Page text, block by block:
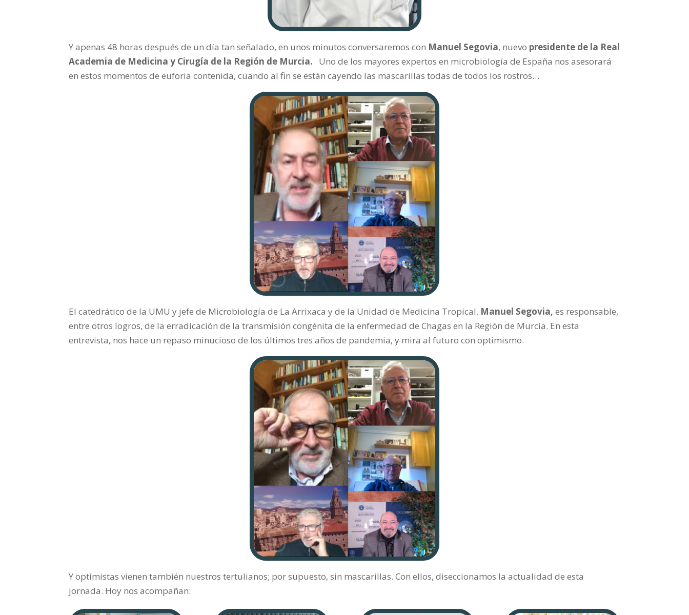
Y apenas 48 horas después de un día tan señalado, en unos minutos conversaremos con Manuel Segovia, nuevo presidente de la Real
Academia de Medicina y Cirugía de la Región de Murcia. Uno de los mayores expertos en microbiología de España nos asesorará
en estos momentos de euforia contenida, cuando al fin se están cayendo las mascarillas todas de todos los rostros…
El catedrático de la UMU y jefe de Microbiología de La Arrixaca y de la Unidad de Medicina Tropical, Manuel Segovia, es responsable,
entre otros logros, de la erradicación de la transmisión congénita de la enfermedad de Chagas en la Región de Murcia. En esta
entrevista, nos hace un repaso minucioso de los últimos tres años de pandemia, y mira al futuro con optimismo.
Y optimistas vienen también nuestros tertulianos; por supuesto, sin mascarillas. Con ellos, diseccionamos la actualidad de esta
jornada. Hoy nos acompañan: